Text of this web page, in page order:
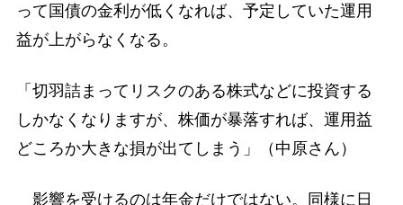
って国債の金利が低くなれば、予定していた運用
益が上がらなくなる。
「切羽詰まってリスクのある株式などに投資する
しかなくなりますが、株価が暴落すれば、運用益
どころか大きな損が出てしまう」（中原さん）
影響を受けるのは年金だけではない。同様に日